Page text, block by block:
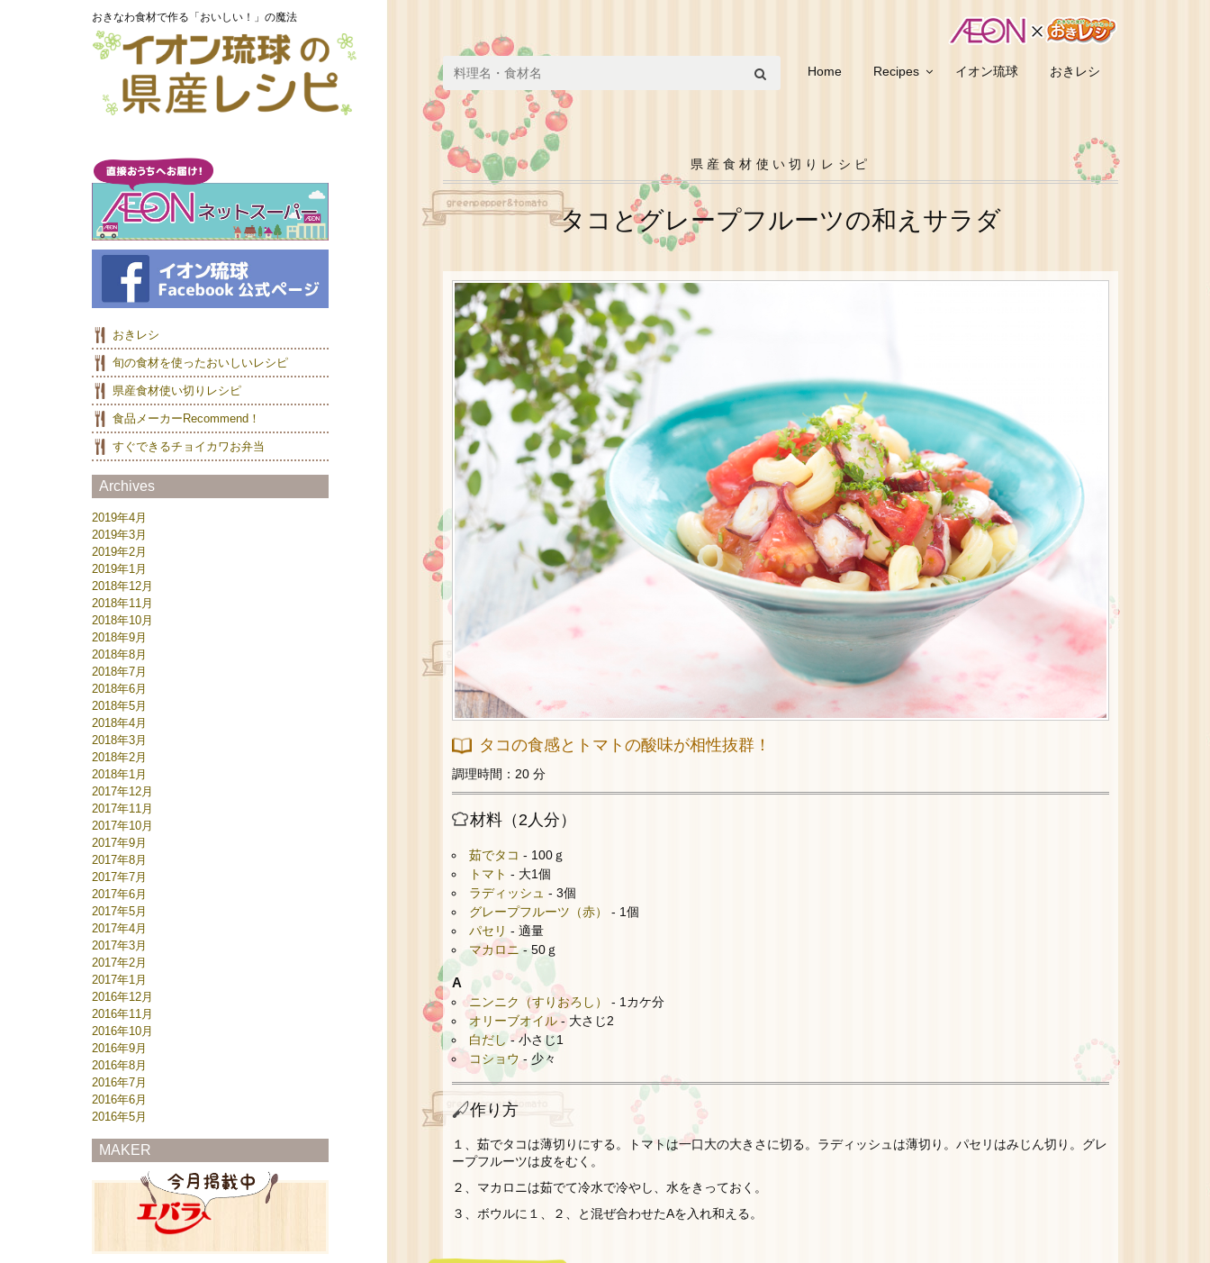
おきなわ食材で作る「おいしい！」の魔法
イオン琉球 おきレシ
Home Recipes
県産食材使い切りレシピ
タコとグレープフルーツの和えサラダ
タコの食感とトマトの酸味が相性抜群！
調理時間：20 分
材料（2人分）
茹でタコ - 100ｇ
トマト - 大1個
ラディッシュ - 3個
グレープフルーツ（赤） - 1個
パセリ - 適量
マカロニ- 50ｇ
A
ニンニク（すりおろし） - 1カケ分
オリーブオイル - 大さじ2
白だし- 小さじ1
コショウ - 少々
作り方
１、茹でタコは薄切りにする。トマトは一口大の大きさに切る。ラディッシュは薄切り。パセリはみじん切り。グレ
ープフルーツは皮をむく。
２、マカロニは茹でて冷水で冷やし、水をきっておく。
３、ボウルに１、２、と混ぜ合わせたAを入れ和える。
おきレシ
旬の食材を使ったおいしいレシピ
県産食材使い切りレシピ
食品メーカーRecommend！
すぐできるチョイカワお弁当
Archives
2019年4月
2019年3月
2019年2月
2019年1月
2018年12月
2018年11月
2018年10月
2018年9月
2018年8月
2018年7月
2018年6月
2018年5月
2018年4月
2018年3月
2018年2月
2018年1月
2017年12月
2017年11月
2017年10月
2017年9月
2017年8月
2017年7月
2017年6月
2017年5月
2017年4月
2017年3月
2017年2月
2017年1月
2016年12月
2016年11月
2016年10月
2016年9月
2016年8月
2016年7月
2016年6月
2016年5月
MAKER